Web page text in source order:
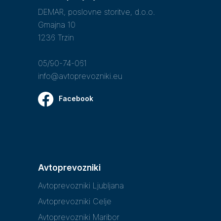
DEMAR, poslovne storitve, d.o.o.
Gmajna 10
1236 Trzin
05/90-74-061
info@avtoprevozniki.eu
Facebook
Avtoprevozniki
Avtoprevozniki Ljubljana
Avtoprevozniki Celje
Avtoprevozniki Maribor